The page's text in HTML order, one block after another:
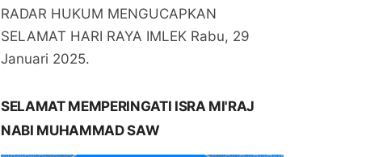
RADAR HUKUM MENGUCAPKAN
SELAMAT HARI RAYA IMLEK Rabu, 29
Januari 2025.
SELAMAT MEMPERINGATI ISRA MI'RAJ
NABI MUHAMMAD SAW